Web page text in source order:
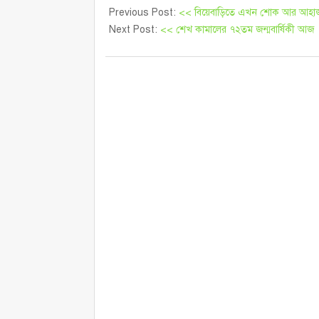
Previous Post: << বিয়েবাড়িতে এখন শোক আর
Next Post: << শেখ কামালের ৭২তম জন্মবার্ষিকী আজ